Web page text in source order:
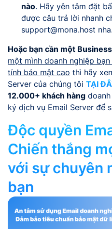
nào. Hãy yên tâm đặt
được câu trả lời nhanh
support@mona.host nha.
Hoặc bạn cần một
một mình doanh nghiệp
tính bảo mật cao thì hãy
Server của chúng tôi TẠI
12.000+ khách hàng
ký dịch vụ Email Server để
Độc quyền
Chiến thắng
với sự chuyên
bạn